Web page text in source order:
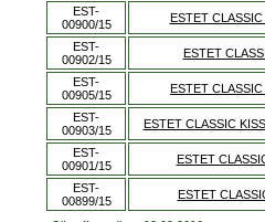
EST-
00900/15
ESTET CLASSIC
EST-
00902/15
ESTET
EST-
00905/15
ESTET
EST-
00903/15
ESTET CLASSIC
EST-
00901/15
ESTET
EST-
00899/15
ESTET